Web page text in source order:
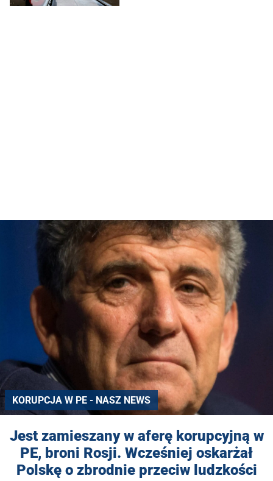
KORUPCJA W PE - NASZ NEWS
Jest zamieszany w aferę korupcyjną w
PE, broni Rosji. Wcześniej oskarżał
Polskę o zbrodnie przeciw ludzkości